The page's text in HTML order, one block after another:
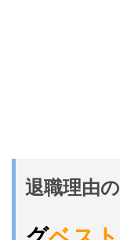
退職理由の